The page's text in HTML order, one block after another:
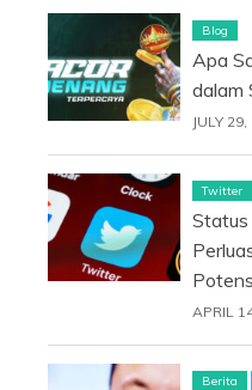
Blog
Apa
dalam
JULY
Twitter
APRIL
Berita